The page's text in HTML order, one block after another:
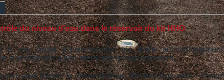
du niveau d'eau dans le réservoir du kit HHO.
une lampe d'avertissement qui arrête
si le réservoir d'eau atteint son niveau minimum.
pour remplir le réservoir d'eau déminéralisé avec